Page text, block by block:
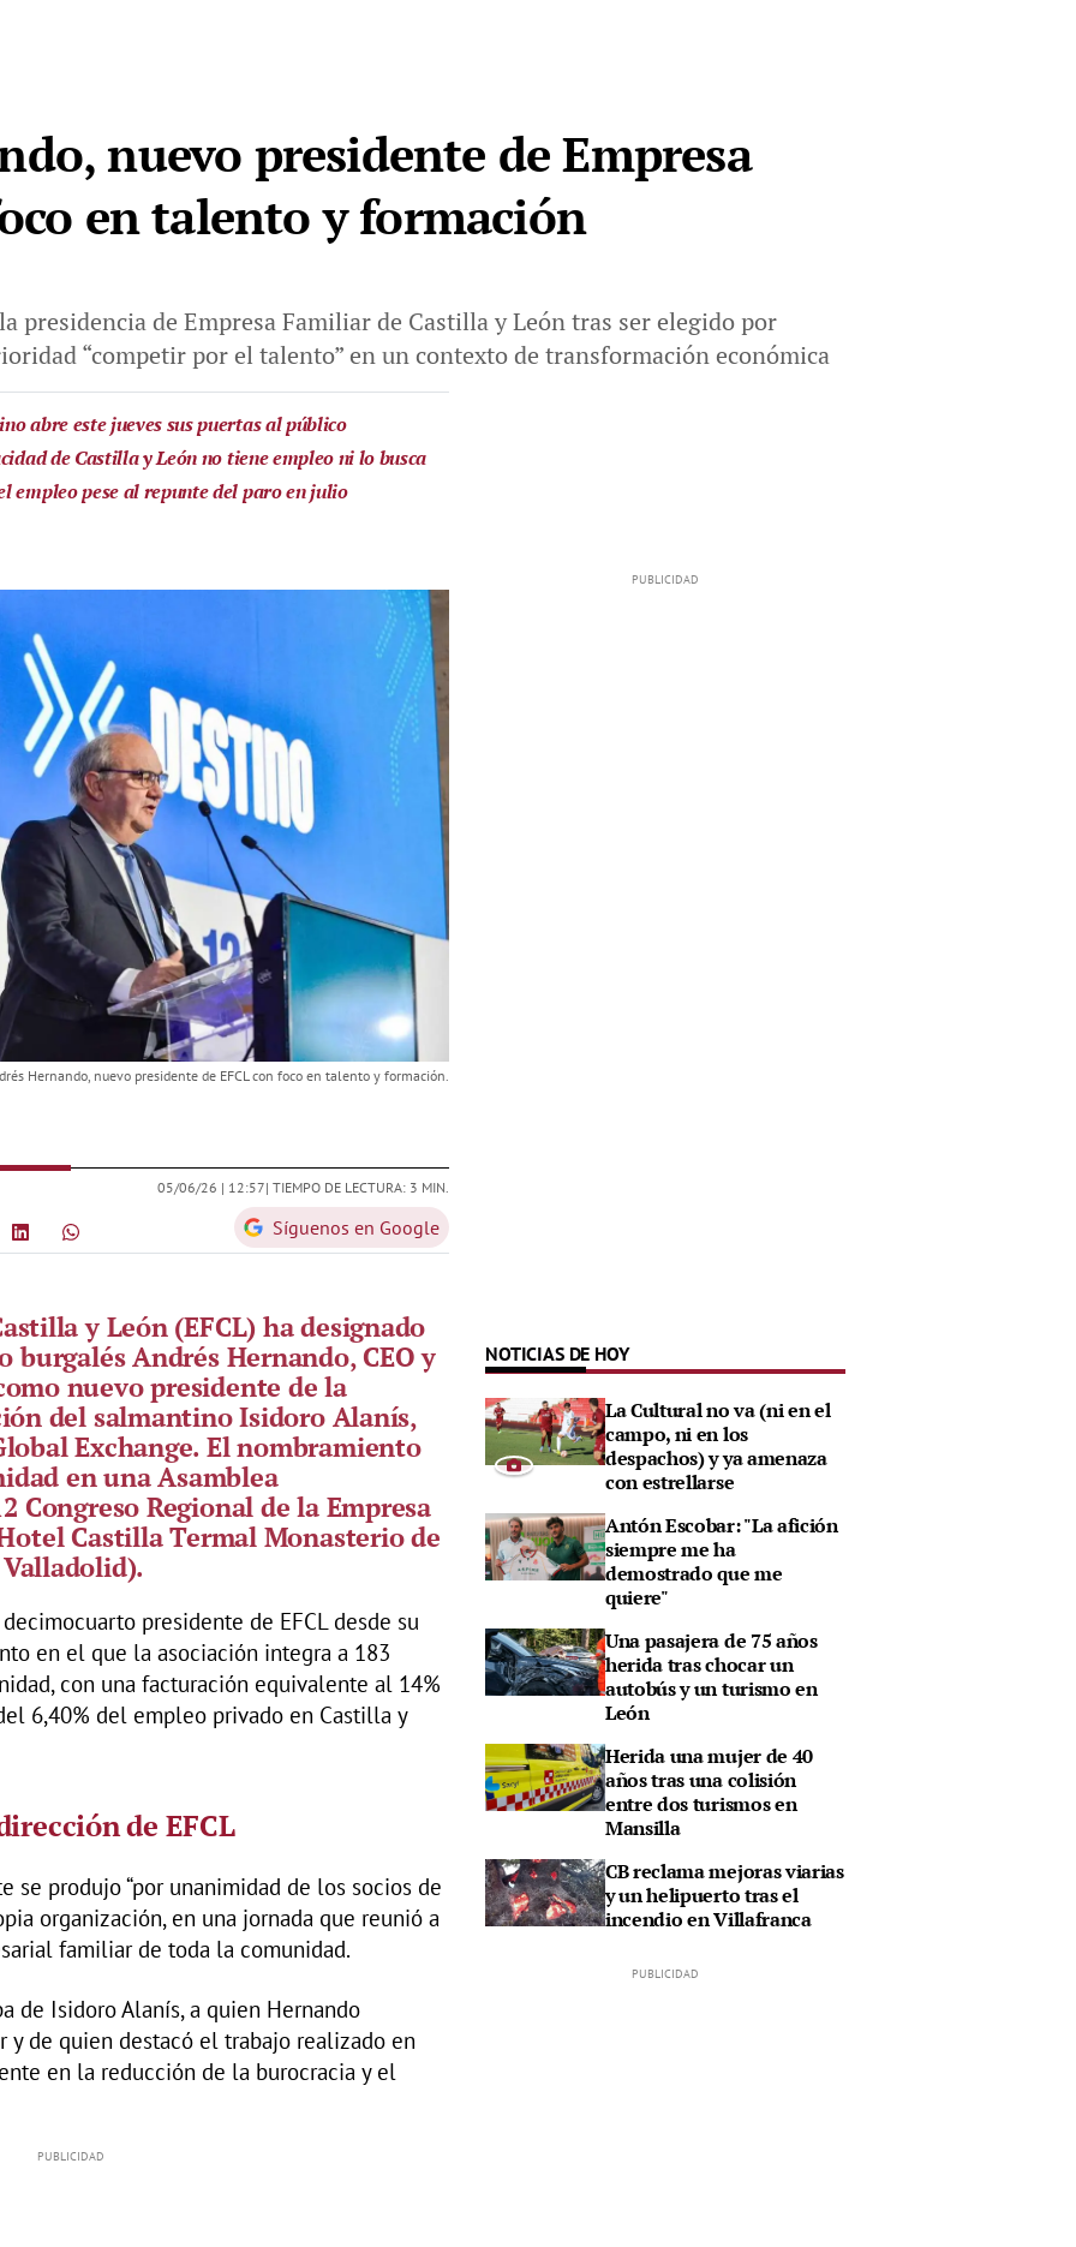
nuevo presidente de Empresa
en talento y formación
presidencia de Empresa Familiar de Castilla y León tras ser elegido por
“competir por el talento” en un contexto de transformación económica
abre este jueves sus puertas al público
de Castilla y León no tiene empleo ni lo busca
empleo pese al repunte del paro en julio
Hernando, nuevo presidente de EFCL con foco en talento y formación.
05/06/26 | 12:57| TIEMPO DE LECTURA: 3 MIN.
Síguenos en Google
y León (EFCL) ha designado
burgalés Andrés Hernando, CEO y
nuevo presidente de la
del salmantino Isidoro Alanís,
Exchange. El nombramiento
en una Asamblea
Congreso Regional de la Empresa
Castilla Termal Monasterio de
presidente de EFCL desde su
en el que la asociación integra a 183
con una facturación equivalente al 14%
6,40% del empleo privado en Castilla y
de EFCL
se produjo “por unanimidad de los socios de
organización, en una jornada que reunió a
familiar de toda la comunidad.
de Isidoro Alanís, a quien Hernando
de quien destacó el trabajo realizado en
en la reducción de la burocracia y el
NOTICIAS DE HOY
La Cultural no va (ni en el
campo, ni en los
despachos) y ya amenaza
con estrellarse
Antón Escobar: "La afición
siempre me ha
demostrado que me
quiere"
Una pasajera de 75 años
herida tras chocar un
autobús y un turismo en
León
Herida una mujer de 40
años tras una colisión
entre dos turismos en
Mansilla
CB reclama mejoras viarias
y un helipuerto tras el
incendio en Villafranca